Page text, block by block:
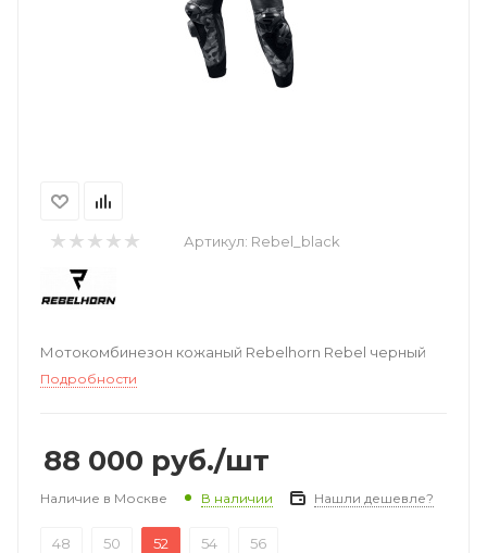
Артикул: Rebel_black
Мотокомбинезон кожаный Rebelhorn Rebel черный
Подробности
88 000 руб./шт
Наличие в Москве В наличии Нашли дешевле?
48 50 52 54 56